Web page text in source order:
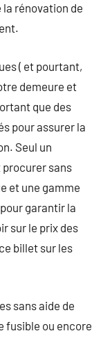
rénovation de
( et pourtant,
demeure et
que des
pour assurer la
Seul un
sans
et une gamme
garantir la
sur le prix des
billet sur les
sans aide de
fusible ou encore